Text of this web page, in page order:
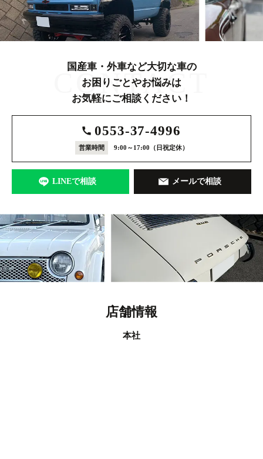
CONTACT
国産車・外車など大切な車の
お困りごとやお悩みは
お気軽にご相談ください！
0553-37-4996
営業時間 9:00～17:00 （日祝定休）
LINEで相談 メールで相談
店舗情報
本社